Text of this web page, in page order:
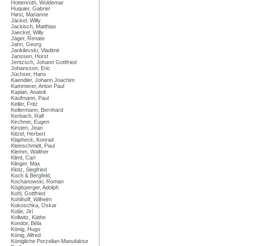
Hottenroth, Woldemar
Huquier, Gabriel
Høst, Marianne
Jäckel, Willy
Jackisch, Matthias
Jaeckel, Willy
Jäger, Renate
Jahn, Georg
Jankilevski, Vladimir
Janssen, Horst
Jentzsch, Johann Gottfried
Johansson, Eric
Jüchser, Hans
Kaendler, Johann Joachim
Kammerer, Anton Paul
Kaplan, Anatoli
Kaufmann, Paul
Keller, Fritz
Kellermann, Bernhard
Kerbach, Ralf
Kirchner, Eugen
Kirsten, Jean
Kitzel, Herbert
Klapheck, Konrad
Kleinschmidt, Paul
Klemm, Walther
Klimt, Carl
Klinger, Max
Klotz, Siegfried
Koch & Bergfeld,
Kochanowski, Roman
Köglsperger, Adolph
Kohl, Gottfried
Kohlhoff, Wilhelm
Kokoschka, Oskar
Kolár, Jirí
Kollwitz, Käthe
Kondor, Béla
König, Hugo
König, Alfred
Königliche Porzellan-Manufaktur